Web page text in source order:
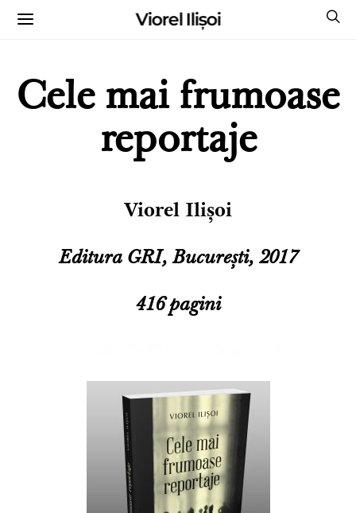
Viorel Ilișoi
Cele mai frumoase
reportaje
Viorel Ilișoi
Editura GRI, București, 2017
416 pagini
CUMPĂRĂ CĂRȚILE MELE CU AUTOGRAF